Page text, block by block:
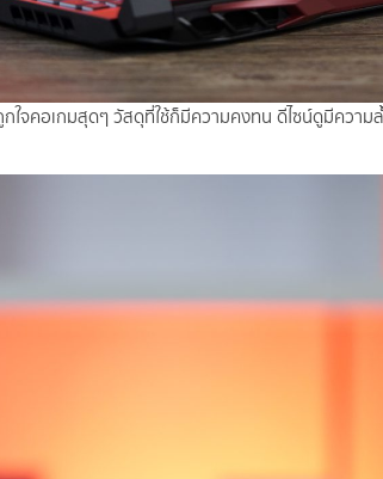
จคอเกมสุดๆ วัสดุที่ใช้ก็มีความคงทน ดีไซน์ดูมีควา